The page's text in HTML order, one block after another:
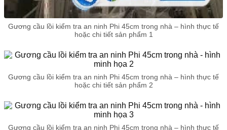
Gương cầu lồi kiểm tra an ninh Phi 45cm trong nhà – hình thực tế
hoặc chi tiết sản phẩm 1
Gương cầu lồi kiểm tra an ninh Phi 45cm trong nhà – hình thực tế
hoặc chi tiết sản phẩm 2
Gương cầu lồi kiểm tra an ninh Phi 45cm trong nhà – hình thực tế